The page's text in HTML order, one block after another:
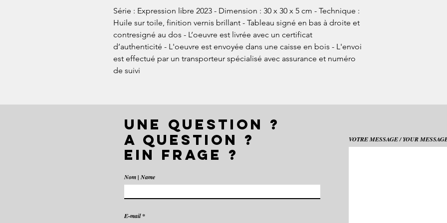
Série : Expression libre 2023 - Dimension : 30 x 30 x 5 cm - Technique :
Huile sur toile, finition vernis brillant - Tableau signé en bas à droite et
contresigné au dos - L’oeuvre est livrée avec un certificat
d’authenticité - L'oeuvre est envoyée dans une caisse en bois - L'envoi
est effectué par un transporteur spécialisé avec assurance et numéro
de suivi
EIN FRAGE ?
UNE QUESTION ?
A QUESTION ?
Nom | Name
E-mail
VOTRE MESSAGE / YOUR